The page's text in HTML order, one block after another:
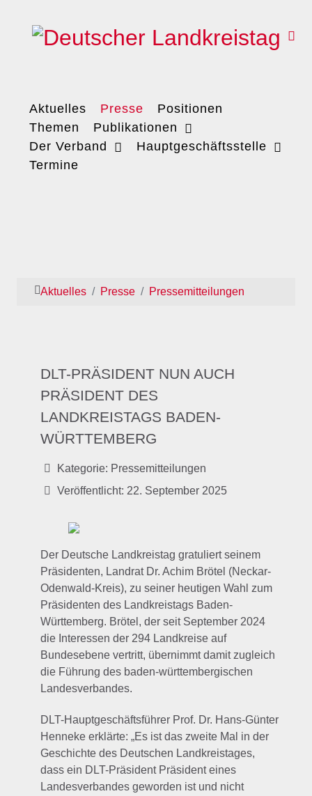
Aktuelles Presse
Positionen
Themen
Publikationen
Der Verband
Hauptgeschäftsstelle
Termine
Aktuelles Presse Pressemitteilungen
DLT-PRÄSIDENT NUN AUCH
PRÄSIDENT DES
LANDKREISTAGS BADEN-
WÜRTTEMBERG
Kategorie: Pressemitteilungen
Veröffentlicht: 22. September 2025
Der Deutsche Landkreistag gratuliert seinem
Präsidenten, Landrat Dr. Achim Brötel (Neckar-
Odenwald-Kreis), zu seiner heutigen Wahl zum
Präsidenten des Landkreistags Baden-
Württemberg. Brötel, der seit September 2024
die Interessen der 294 Landkreise auf
Bundesebene vertritt, übernimmt damit zugleich
die Führung des baden-württembergischen
Landesverbandes.
DLT-Hauptgeschäftsführer Prof. Dr. Hans-Günter
Henneke erklärte: „Es ist das zweite Mal in der
Geschichte des Deutschen Landkreistages,
dass ein DLT-Präsident Präsident eines
Landesverbandes geworden ist und nicht